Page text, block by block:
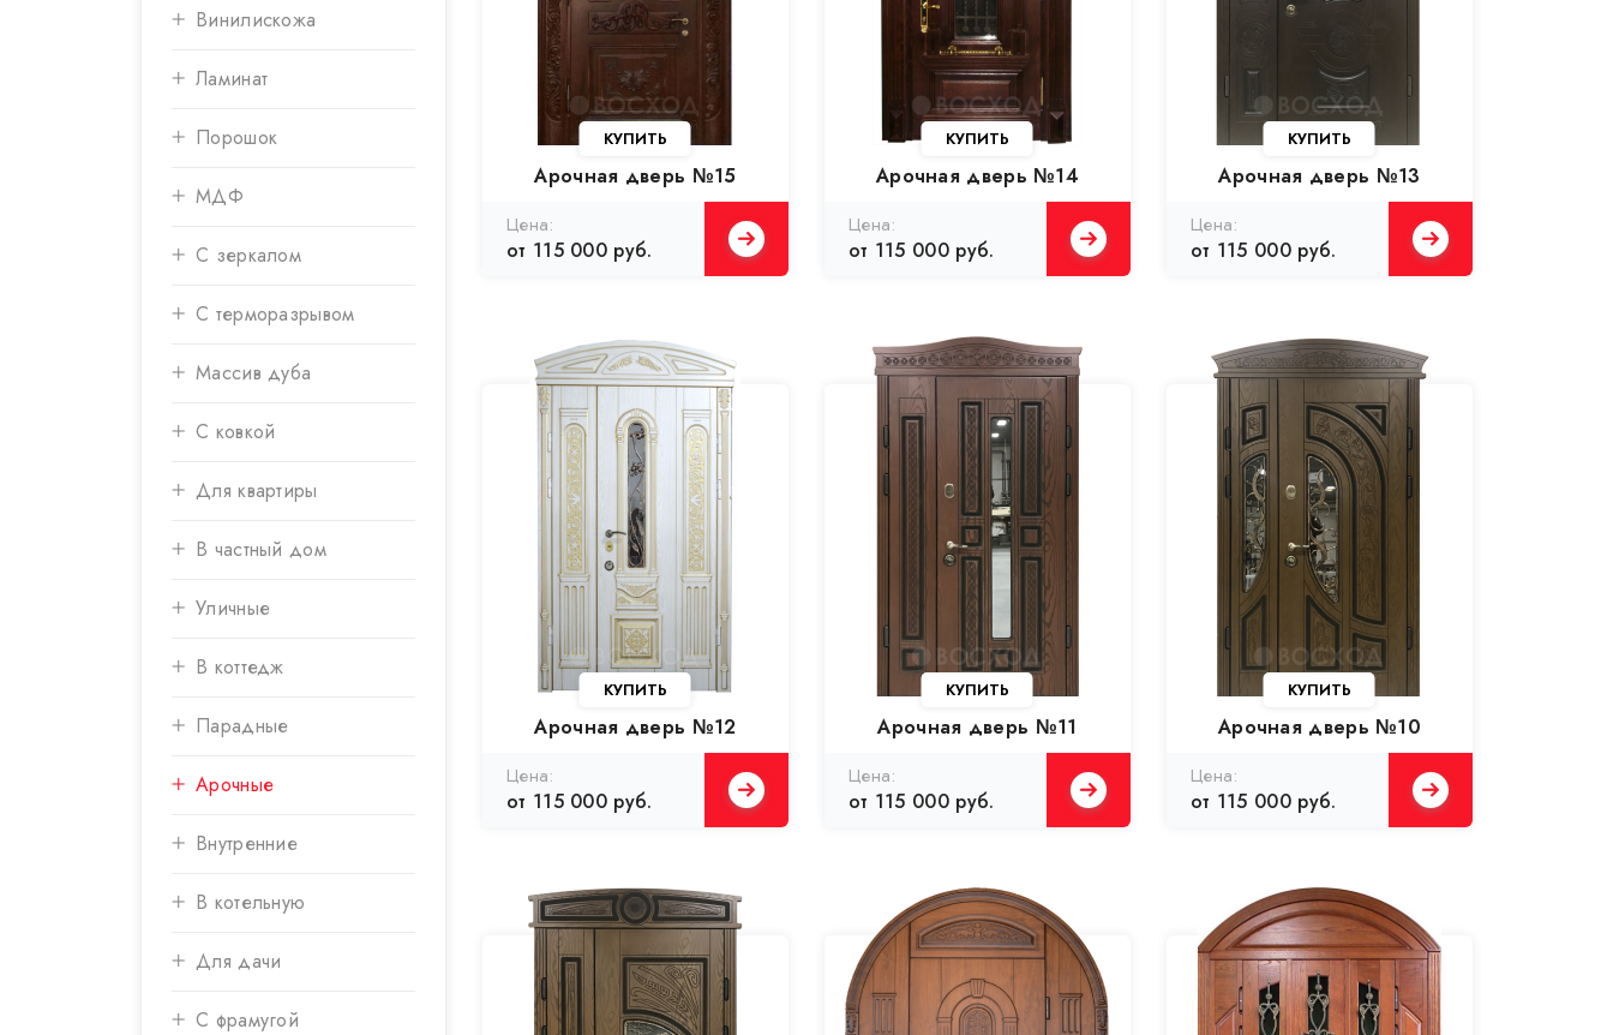
Винилискожа
Ламинат
Порошок
МДФ
С зеркалом
С терморазрывом
Массив дуба
С ковкой
Для квартиры
В частный дом
Уличные
В коттедж
Парадные
Арочные
Внутренние
В котельную
Для дачи
С фрамугой
КУПИТЬ
Арочная дверь №15
от 115 000 руб.
КУПИТЬ
Арочная дверь №14
от 115 000 руб.
КУПИТЬ
Арочная дверь №13
от 115 000 руб.
Арочная дверь №12
от 115 000 руб.
Арочная дверь №11
от 115 000 руб.
Арочная дверь №10
от 115 000 руб.